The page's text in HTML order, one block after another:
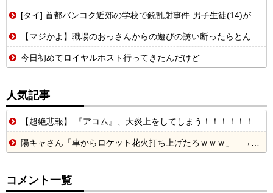
[タイ] 首都バンコク近郊の学校で銃乱射事件 男子生徒(14)が発砲...
【マジかよ】職場のおっさんからの遊びの誘い断ったらとんでもないこと言われたんだが
今日初めてロイヤルホスト行ってきたんだけど
人気記事
【超絶悲報】 『アコム』、大炎上をしてしまう！！！！！！
陽キャさん「車からロケット花火打ち上げたろｗｗｗ」 → サンルーフが閉まっていて無事車内に発射
コメント一覧